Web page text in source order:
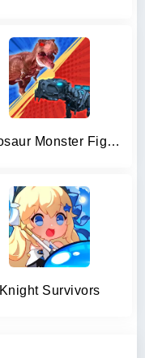
Dinosaur Monster Fight Battle
Knight Survivors